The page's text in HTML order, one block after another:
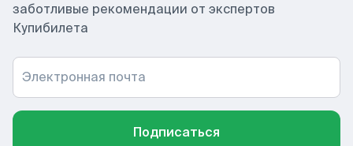
заботливые рекомендации от экспертов
Купибилета
Электронная почта
Подписаться